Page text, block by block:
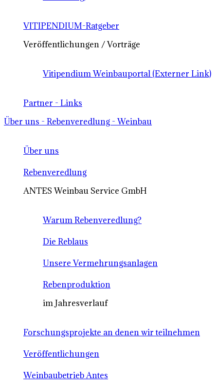
VITIPENDIUM-Ratgeber
Veröffentlichungen / Vorträge
Vitipendium Weinbauportal (Externer Link)
Partner - Links
Über uns - Rebenveredlung - Weinbau
Über uns
Rebenveredlung
ANTES Weinbau Service GmbH
Warum Rebenveredlung?
Die Reblaus
Unsere Vermehrungsanlagen
Rebenproduktion
im Jahresverlauf
Forschungsprojekte an denen wir teilnehmen
Veröffentlichungen
Weinbaubetrieb Antes